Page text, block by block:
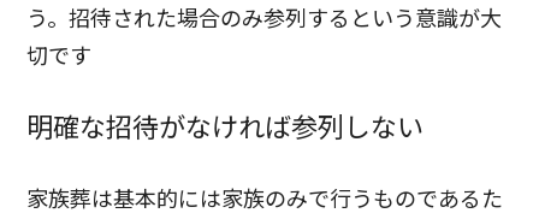
う。招待された場合のみ参列するという意識が大
切です
明確な招待がなければ参列しない
家族葬は基本的には家族のみで行うものであるた